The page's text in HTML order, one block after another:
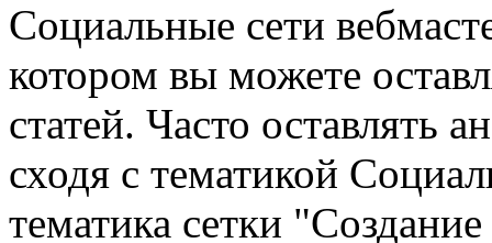
Социальные сети
котором вы можете
статей. Часто оставлять
сходя с тематикой
тематика сетки